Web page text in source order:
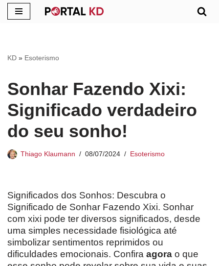
conteúdo
KD » Esoterismo
Sonhar Fazendo Xixi:
Significado verdadeiro
do seu sonho!
Thiago Klaumann 08/07/2024 Esoterismo
Significados dos Sonhos: Descubra o
Significado de Sonhar Fazendo Xixi. Sonhar
com xixi pode ter diversos significados, desde
uma simples necessidade fisiológica até
simbolizar sentimentos reprimidos ou
dificuldades emocionais. Confira agora o que